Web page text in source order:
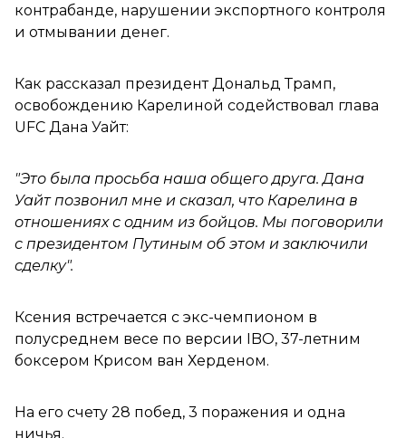
контрабанде, нарушении экспортного контроля
и отмывании денег.
Как рассказал президент Дональд Трамп,
освобождению Карелиной содействовал глава
UFC Дана Уайт:
"Это была просьба наша общего друга. Дана
Уайт позвонил мне и сказал, что Карелина в
отношениях с одним из бойцов. Мы поговорили
с президентом Путиным об этом и заключили
сделку".
Ксения встречается с экс-чемпионом в
полусреднем весе по версии IBO, 37-летним
боксером Крисом ван Херденом.
На его счету 28 побед, 3 поражения и одна
ничья.